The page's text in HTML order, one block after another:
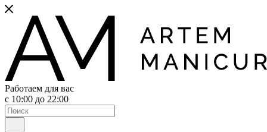
Работаем для вас
с 10:00 до 22:00